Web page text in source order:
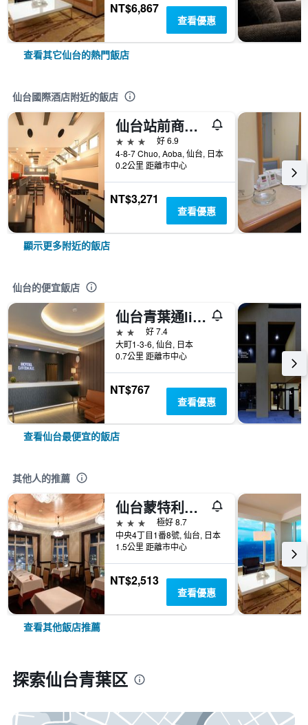
NT$6,867
查看優惠
查看其它仙台的熱門飯店
仙台國際酒店附近的飯店
仙台站前商務飯店
3星級
好 6.9
4-8-7 Chuo, Aoba, 仙台, 日本
0.2公里 距離市中心
NT$3,271
查看優惠
顯示更多附近的飯店
仙台的便宜飯店
仙台青葉通live Max飯店
2星級
好 7.4
大町1-3-6, 仙台, 日本
0.7公里 距離市中心
NT$767
查看優惠
查看仙台最便宜的飯店
其他人的推薦
仙台蒙特利酒店
3星級
極好 8.7
中央4丁目1番8號, 仙台, 日本
1.5公里 距離市中心
NT$2,513
查看優惠
查看其他飯店推薦
探索仙台青葉区